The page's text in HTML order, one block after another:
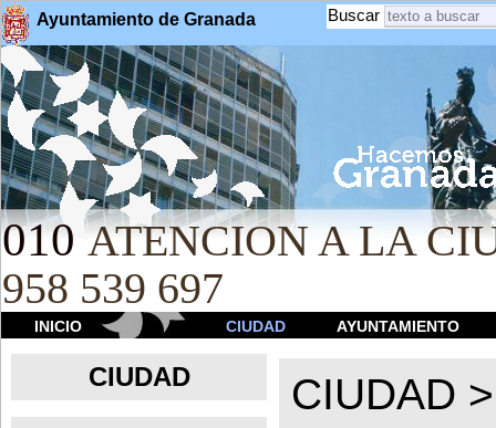
Ayuntamiento de Granada Buscar
010 ATENCION A LA
958 539 697
INICIO CIUDAD AYUNTAMIENTO
CIUDAD CIUDAD